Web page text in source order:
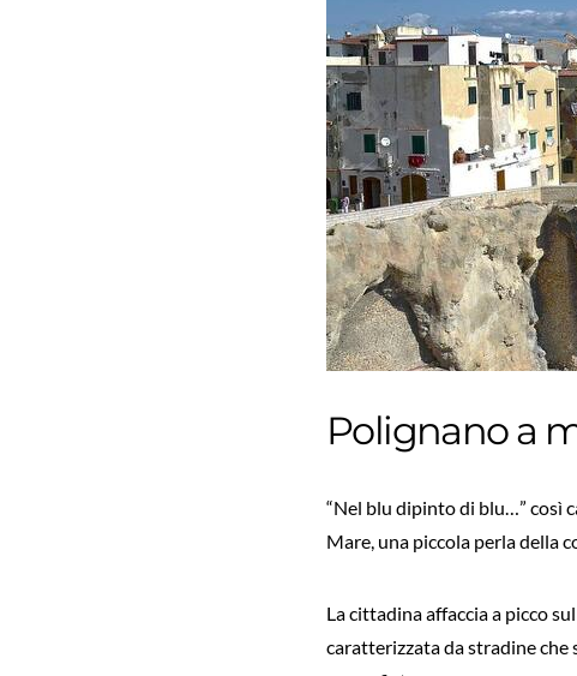
Polignano a
“Nel blu dipinto di blu…” così
Mare, una piccola perla della
La cittadina affaccia a picco
caratterizzata da stradine che